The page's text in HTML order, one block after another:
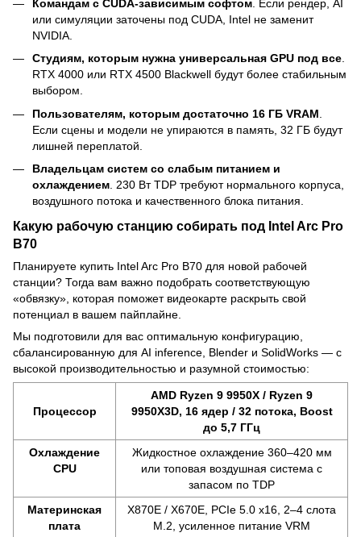
Командам с CUDA-зависимым софтом . Если рендер, AI
или симуляции заточены под CUDA, Intel не заменит
NVIDIA.
Студиям, которым нужна универсальная GPU под все
RTX 4000 или RTX 4500 Blackwell будут более стабильным
выбором.
Пользователям, которым достаточно 16 ГБ VRAM
Если сцены и модели не упираются в память, 32 ГБ будут
лишней переплатой.
Владельцам систем со слабым питанием и
охлаждением . 230 Вт TDP требуют нормального корпуса,
воздушного потока и качественного блока питания.
Какую рабочую станцию собирать под Intel Arc Pro
B70
Планируете купить Intel Arc Pro B70 для новой рабочей
станции? Тогда вам важно подобрать соответствующую
«обвязку», которая поможет видеокарте раскрыть свой
потенциал в вашем пайплайне.
Мы подготовили для вас оптимальную конфигурацию,
сбалансированную для AI inference, Blender и SolidWorks — с
высокой производительностью и разумной стоимостью:
Процессор
AMD Ryzen 9 9950X / Ryzen 9
9950X3D, 16 ядер / 32 потока, Boost
до 5,7 ГГц
Охлаждение
CPU
Жидкостное охлаждение 360–420 мм
или топовая воздушная система с
запасом по TDP
Материнская
плата
X870E / X670E, PCIe 5.0 x16, 2–4 слота
M.2, усиленное питание VRM